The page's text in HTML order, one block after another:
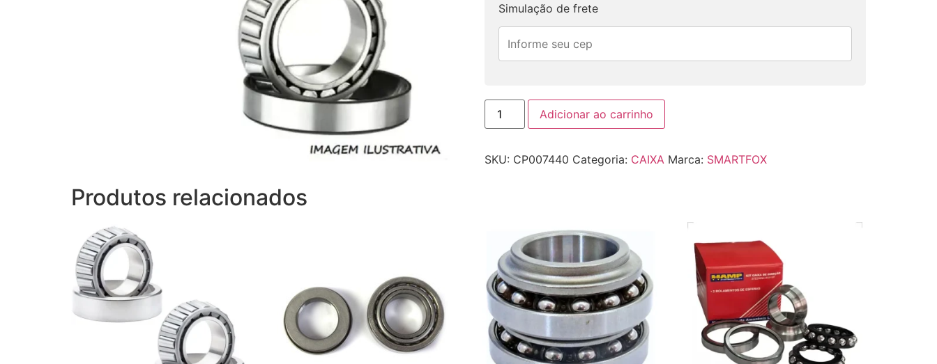
Simulação de frete
Adicionar ao carrinho
SKU: CP007440 Categoria: CAIXA Marca: SMARTFOX
Produtos relacionados